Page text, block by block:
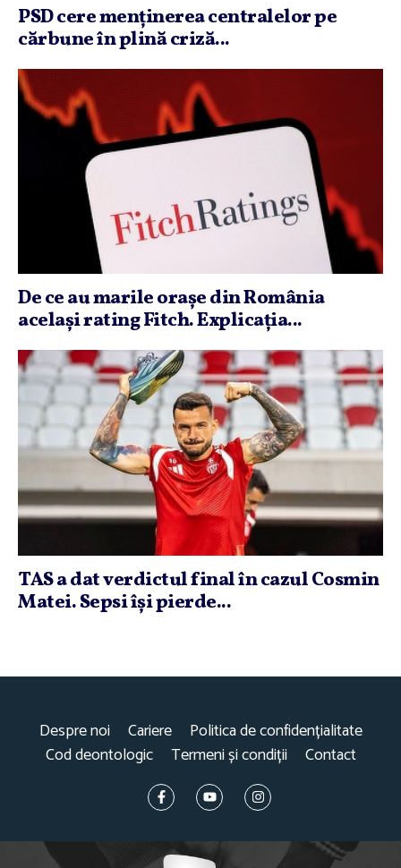
PSD cere menţinerea centralelor pe
cărbune în plină criză...
De ce au marile oraşe din România
acelaşi rating Fitch. Explicaţia...
TAS a dat verdictul final în cazul Cosmin
Matei. Sepsi îşi pierde...
Despre noi Cariere
Politica de confidențialitate
Cod deontologic
Termeni și condiții Contact